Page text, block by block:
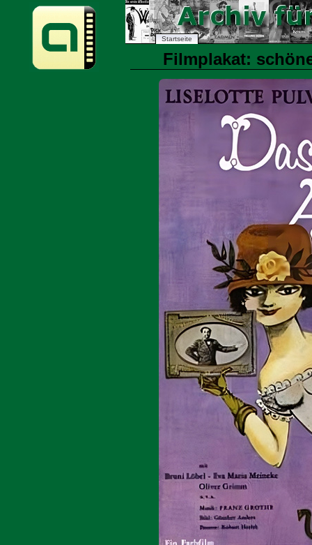
Startseite
Filmplakat: